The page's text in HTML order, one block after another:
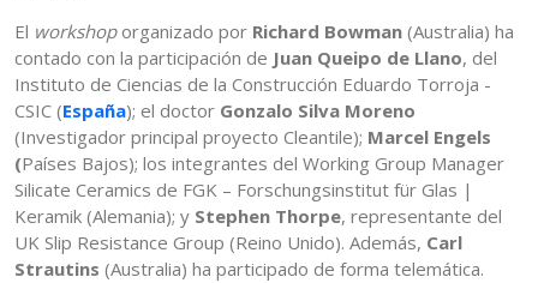
El workshoporganizado por Richard Bowman (Australia) ha
contado con la participación de Juan Queipo de Llano, del
Instituto de Ciencias de la Construcción Eduardo Torroja -
CSIC (España); el doctor Gonzalo Silva Moreno
(Investigador principal proyecto Cleantile); Marcel Engels
(Países Bajos); los integrantes del Working Group Manager
Silicate Ceramics de FGK – Forschungsinstitut für Glas |
Keramik (Alemania); y Stephen Thorpe, representante del
UK Slip Resistance Group (Reino Unido). Además, Carl
Strautins (Australia) ha participado de forma telemática.